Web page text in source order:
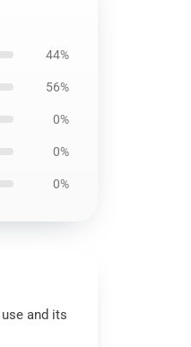
44%
56%
0%
0%
0%
and its